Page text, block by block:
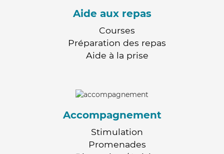
Aide aux repas
Courses
Préparation des repas
Aide à la prise
Accompagnement
Stimulation
Promenades